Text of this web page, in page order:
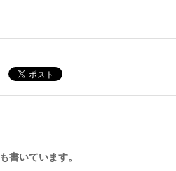
書いています。